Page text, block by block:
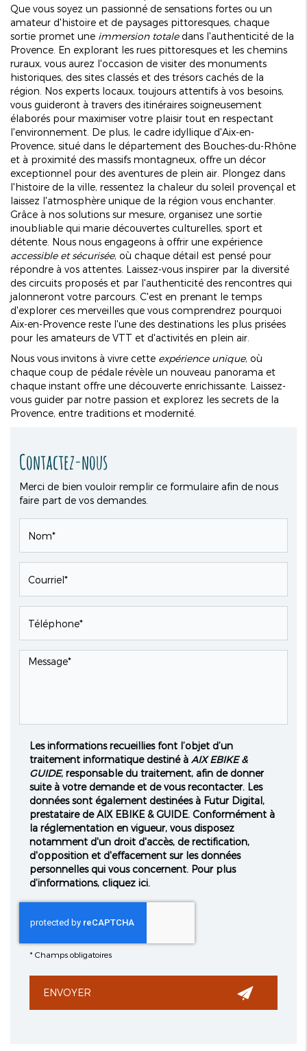
Que vous soyez un passionné de sensations fortes ou un
amateur d'histoire et de paysages pittoresques, chaque
sortie promet une immersion totaledans l'authenticité de la
Provence. En explorant les rues pittoresques et les chemins
ruraux, vous aurez l'occasion de visiter des monuments
historiques, des sites classés et des trésors cachés de la
région. Nos experts locaux, toujours attentifs à vos besoins,
vous guideront à travers des itinéraires soigneusement
élaborés pour maximiser votre plaisir tout en respectant
l'environnement. De plus, le cadre idyllique d'Aix-en-
Provence, situé dans le département des Bouches-du-Rhône
et à proximité des massifs montagneux, offre un décor
exceptionnel pour des aventures de plein air. Plongez dans
l'histoire de la ville, ressentez la chaleur du soleil provençal et
laissez l'atmosphère unique de la région vous enchanter.
Grâce à nos solutions sur mesure, organisez une sortie
inoubliable qui marie découvertes culturelles, sport et
détente. Nous nous engageons à offrir une expérience
accessible et sécurisée, où chaque détail est pensé pour
répondre à vos attentes. Laissez-vous inspirer par la diversité
des circuits proposés et par l'authenticité des rencontres qui
jalonneront votre parcours. C'est en prenant le temps
d'explorer ces merveilles que vous comprendrez pourquoi
Aix-en-Provence reste l'une des destinations les plus prisées
pour les amateurs de VTT et d'activités en plein air.
Nous vous invitons à vivre cette expérience unique, où
chaque coup de pédale révèle un nouveau panorama et
chaque instant offre une découverte enrichissante. Laissez-
vous guider par notre passion et explorez les secrets de la
Provence, entre traditions et modernité.
Contactez-nous
Merci de bien vouloir remplir ce formulaire afin de nous
faire part de vos demandes.
Les informations recueillies font l’objet d’un
traitement informatique destiné àAIX EBIKE &
GUIDE, responsable du traitement, afin de donner
suite à votre demande et de vous recontacter. Les
données sont également destinées à Futur Digital,
prestataire de AIX EBIKE & GUIDE. Conformément à
la réglementation en vigueur, vous disposez
notamment d'un droit d'accès, de rectification,
d'opposition et d'effacement sur les données
personnelles qui vous concernent. Pour plus
d’informations, cliquez ici.
* Champs obligatoires